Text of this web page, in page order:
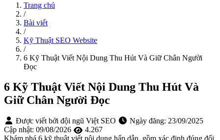
Trang chủ
/
Bài viết
/
Kỹ Thuật SEO Website
/
6 Kỹ Thuật Viết Nội Dung Thu Hút Và Giữ Chân Người
Đọc
6 Kỹ Thuật Viết Nội Dung Thu Hút Và
Giữ Chân Người Đọc
Được viết bởi đội ngũ Việt SEO Ngày đăng: 23/09/2025
Cập nhật: 09/08/2026
4.267